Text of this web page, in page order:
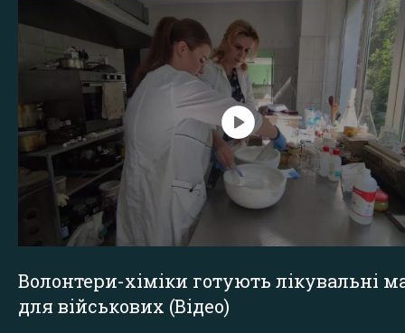
Волонтери-хіміки готують лікувальні
для військових (Відео)